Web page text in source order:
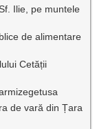
Ilie, pe muntele
de alimentare
Cetății
de vară din Țara